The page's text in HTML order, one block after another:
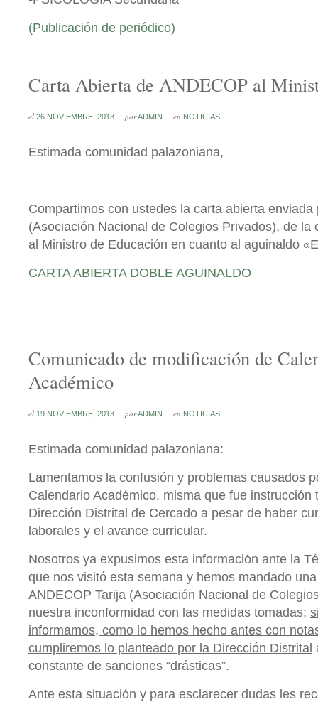
(Publicación de periódico)
Carta Abierta de ANDECOP al
el 26 NOVIEMBRE, 2013 porADMIN en NOTICIAS
Estimada comunidad palazoniana,
Compartimos con ustedes la carta abierta enviada
(Asociación Nacional de Colegios Privados), de la
al Ministro de Educación en cuanto al aguinaldo
CARTA ABIERTA DOBLE AGUINALDO
Comunicado de modificación de
Académico
el 19 NOVIEMBRE, 2013 porADMIN en NOTICIAS
Estimada comunidad palazoniana:
Lamentamos la confusión y problemas causados
Calendario Académico, misma que fue instrucción
Dirección Distrital de Cercado a pesar de haber
laborales y el avance curricular.
Nosotros ya expusimos esta información ante la
que nos visitó esta semana y hemos mandado
ANDECOP Tarija (Asociación Nacional de
nuestra inconformidad con las medidas tomadas;
informamos, como lo hemos hecho antes con
cumpliremos lo planteado por la Dirección Distrital
constante de sanciones “drásticas”.
Ante esta situación y para esclarecer dudas les